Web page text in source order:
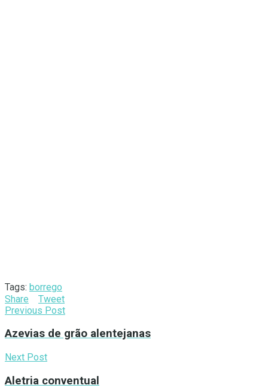
Tags: borrego
Share
Tweet
Previous Post
Azevias de grão alentejanas
Next Post
Aletria conventual